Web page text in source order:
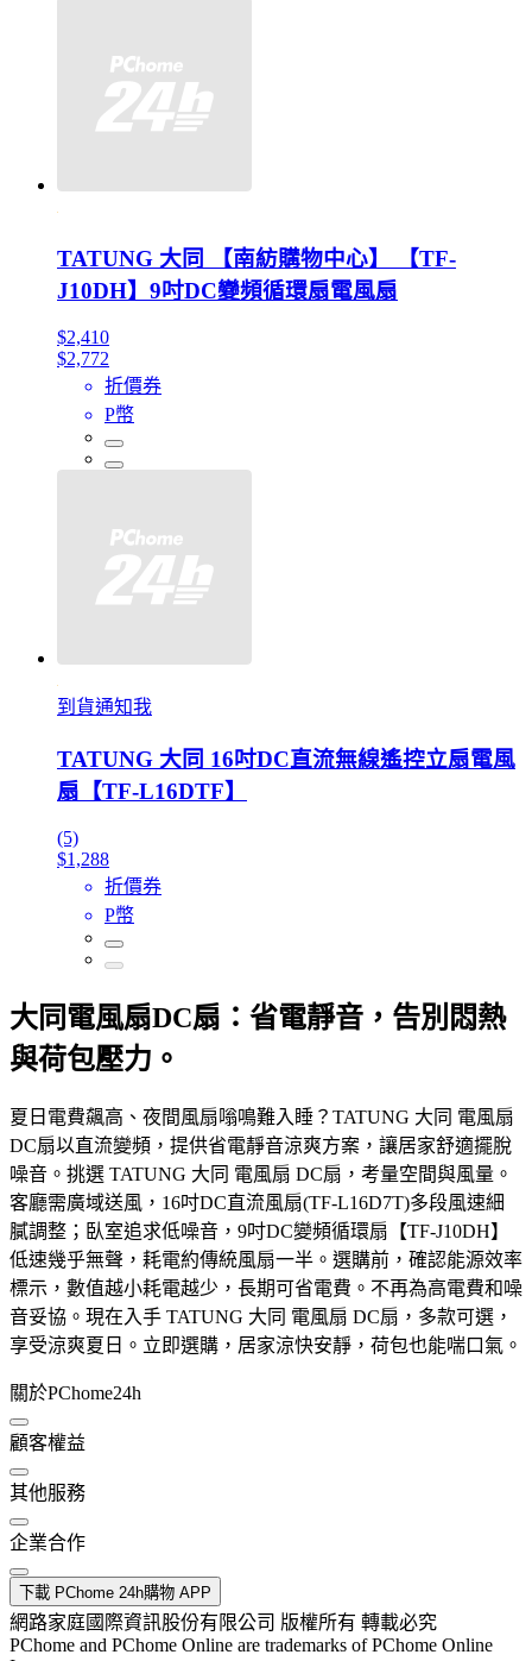
TATUNG 大同 【南紡購物中心】 【TF-
J10DH】9吋DC變頻循環扇電風扇
$2,410
$2,772
折價券
P幣
到貨通知我
TATUNG 大同 16吋DC直流無線遙控立扇電風
扇【TF-L16DTF】
(5)
$1,288
折價券
P幣
大同電風扇DC扇：省電靜音，告別悶熱
與荷包壓力。
夏日電費飆高、夜間風扇嗡鳴難入睡？TATUNG 大同 電風扇
DC扇以直流變頻，提供省電靜音涼爽方案，讓居家舒適擺脫
噪音。挑選 TATUNG 大同 電風扇 DC扇，考量空間與風量。
客廳需廣域送風，16吋DC直流風扇(TF-L16D7T)多段風速細
膩調整；臥室追求低噪音，9吋DC變頻循環扇【TF-J10DH】
低速幾乎無聲，耗電約傳統風扇一半。選購前，確認能源效率
標示，數值越小耗電越少，長期可省電費。不再為高電費和噪
音妥協。現在入手 TATUNG 大同 電風扇 DC扇，多款可選，
享受涼爽夏日。立即選購，居家涼快安靜，荷包也能喘口氣。
關於PChome24h
顧客權益
其他服務
企業合作
下載 PChome 24h購物 APP
網路家庭國際資訊股份有限公司 版權所有 轉載必究
PChome and PChome Online are trademarks of PChome Online